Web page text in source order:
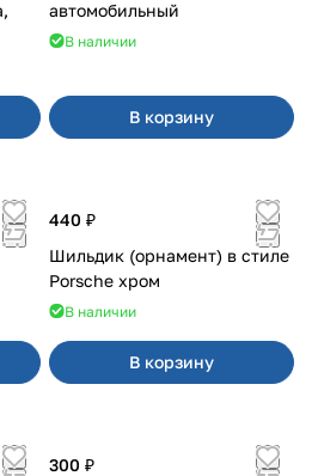
автомобильный
В наличии
В корзину
440 ₽
Шильдик (орнамент) в стиле
Porsche хром
В наличии
В корзину
300 ₽